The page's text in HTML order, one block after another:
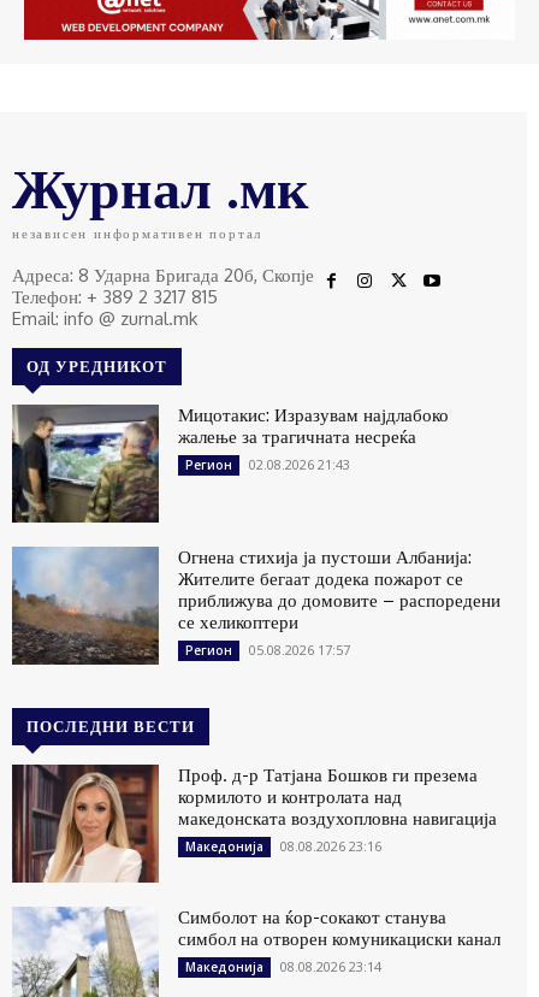
Журнал .мк
независен информативен портал
Адреса: 8 Ударна Бригада 20б, Скопје
Телефон: + 389 2 3217 815
Email: info @ zurnal.mk
ОД УРЕДНИКОТ
Мицотакис: Изразувам најдлабоко
жалење за трагичната несреќа
Регион 02.08.2026 21:43
Огнена стихија ја пустоши Албанија:
Жителите бегаат додека пожарот се
приближува до домовите – распоредени
се хеликоптери
Регион 05.08.2026 17:57
ПОСЛЕДНИ ВЕСТИ
Проф. д-р Татјана Бошков ги презема
кормилото и контролата над
македонската воздухопловна навигација
Македонија 08.08.2026 23:16
Симболот на ќор-сокакот станува
симбол на отворен комуникациски канал
Македонија 08.08.2026 23:14